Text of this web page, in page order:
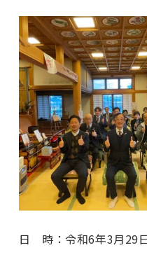
日 時：令和6年3月29日